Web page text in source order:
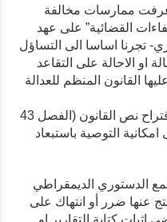
ممارسات مخالفة
القضائية” على عهد
تجرنا اساسا الى التساؤل
او الاحالة على التقاعد
القانون المنظم للعدالة
ا- فمن جانب الشروط الموجبة للاقتراح نص القانون (الفصل 43
التوصية باستبعاد
الدستوري الديمقراطي
عنها ضرر أو انتهاك على
اثبات كتابة التقارير او